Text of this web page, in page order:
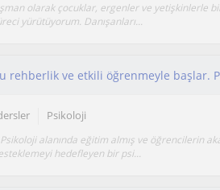
olarak çocuklar, ergenler ve yetişkinlerle
yürütüyorum. Danışanları...
Psikoloji
alanında eğitim almış ve öğrencilerin
hedefleyen bir psi...